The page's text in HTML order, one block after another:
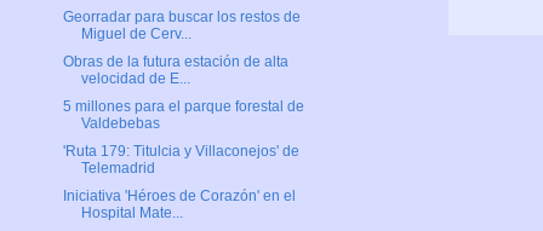
Georradar para buscar los restos de
Miguel de Cerv...
Obras de la futura estación de alta
velocidad de E...
5 millones para el parque forestal de
Valdebebas
'Ruta 179: Titulcia y Villaconejos' de
Telemadrid
Iniciativa 'Héroes de Corazón' en el
Hospital Mate...